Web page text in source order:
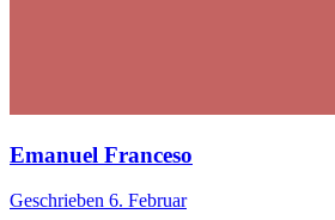
Emanuel Franceso
Geschrieben 6. Februar